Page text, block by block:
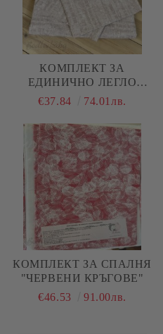
КОМПЛЕКТ ЗА
ЕДИНИЧНО ЛЕГЛО
"РОЗОВ МЕЛАНЖ"
€37.84 74.01лв.
КОМПЛЕКТ ЗА СПАЛНЯ
"ЧЕРВЕНИ КРЪГОВЕ"
€46.53
91.00лв.